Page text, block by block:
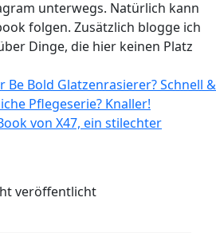
unterwegs. Natürlich kann
folgen. Zusätzlich blogge ich
Dinge, die hier keinen Platz
Be Bold Glatzenrasierer? Schnell &
Pflegeserie? Knaller!
von X47, ein stilechter
veröffentlicht